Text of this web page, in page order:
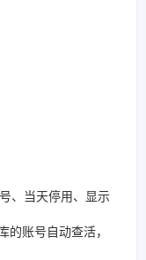
、当天停用、显示
的账号自动查活，